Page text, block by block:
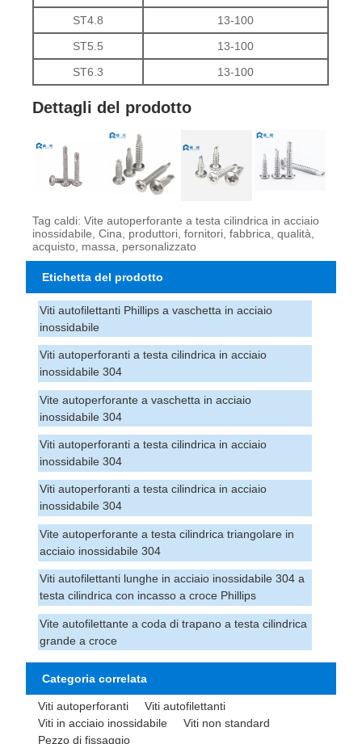
ST4.8
13-100
ST5.5
13-100
ST6.3
13-100
Dettagli del prodotto
Tag caldi: Vite autoperforante a testa cilindrica in acciaio
inossidabile, Cina, produttori, fornitori, fabbrica, qualità,
acquisto, massa, personalizzato
Etichetta del prodotto
Viti autofilettanti Phillips a vaschetta in acciaio
inossidabile
Viti autoperforanti a testa cilindrica in acciaio
inossidabile 304
Vite autoperforante a vaschetta in acciaio
inossidabile 304
Viti autoperforanti a testa cilindrica in acciaio
inossidabile 304
Viti autoperforanti a testa cilindrica in acciaio
inossidabile 304
Vite autoperforante a testa cilindrica triangolare in
acciaio inossidabile 304
Viti autofilettanti lunghe in acciaio inossidabile 304 a
testa cilindrica con incasso a croce Phillips
Vite autofilettante a coda di trapano a testa cilindrica
grande a croce
Categoria correlata
Viti autoperforanti
Viti autofilettanti
Viti in acciaio inossidabile
Viti non standard
Pezzo di fissaggio